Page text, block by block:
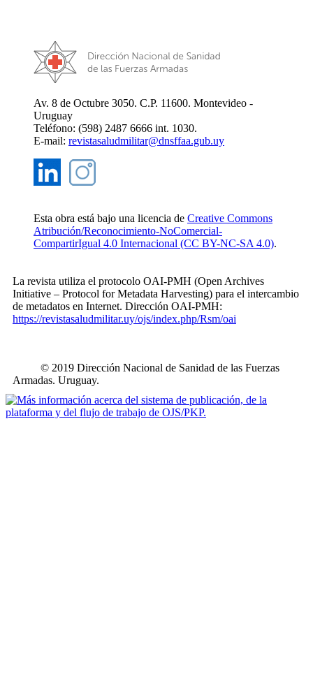
Av. 8 de Octubre 3050. C.P. 11600. Montevideo -
Uruguay
Teléfono: (598) 2487 6666 int. 1030.
E-mail: revistasaludmilitar@dnsffaa.gub.uy
Esta obra está bajo una licencia de Creative Commons
Atribución/Reconocimiento-NoComercial-
CompartirIgual 4.0 Internacional (CC BY-NC-SA 4.0).
La revista utiliza el protocolo OAI-PMH (Open Archives
Initiative – Protocol for Metadata Harvesting) para el intercambio
de metadatos en Internet. Dirección OAI-PMH:
https://revistasaludmilitar.uy/ojs/index.php/Rsm/oai
© 2019 Dirección Nacional de Sanidad de las Fuerzas
Armadas. Uruguay.